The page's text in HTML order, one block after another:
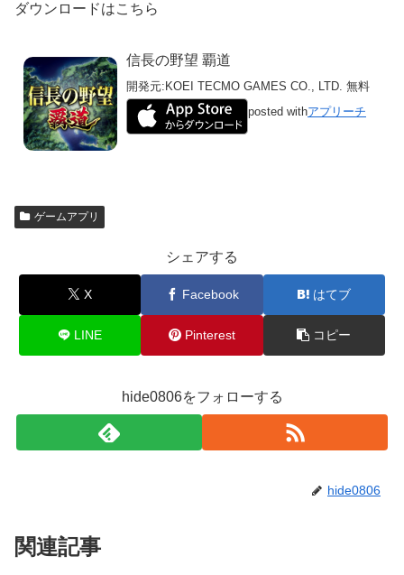
ダウンロードはこちら
信長の野望 覇道
開発元: KOEI TECMO GAMES CO., LTD. 無料
posted withアプリーチ
ゲームアプリ
シェアする
X Facebook はてブ
LINE Pinterest コピー
hide0806をフォローする
hide0806
関連記事